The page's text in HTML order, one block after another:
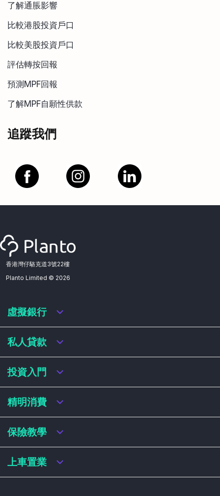
了解通脹影響
比較港股投資戶口
比較美股投資戶口
評估轉按回報
預測MPF回報
了解MPF自願性供款
追蹤我們
香港灣仔駱克道3號22樓
Planto Limited © 2026
虛擬銀行
虛擬銀行迎新優惠
虛擬銀行存款利率比較
虛擬銀行銀扣賬卡 / 信用卡
虛擬銀行貸款
私人貸款
私人貸款年利率比較
網上即批貸款
結餘轉戶
稅務貸款
財務公司貸款
投資入門
港股戶口收費及迎新優惠
基金平台比較
買加密貨幣教學
精明消費
網購信用卡
飛行里數信用卡
學生信用卡
保險教學
買保險基本概念
上車置業